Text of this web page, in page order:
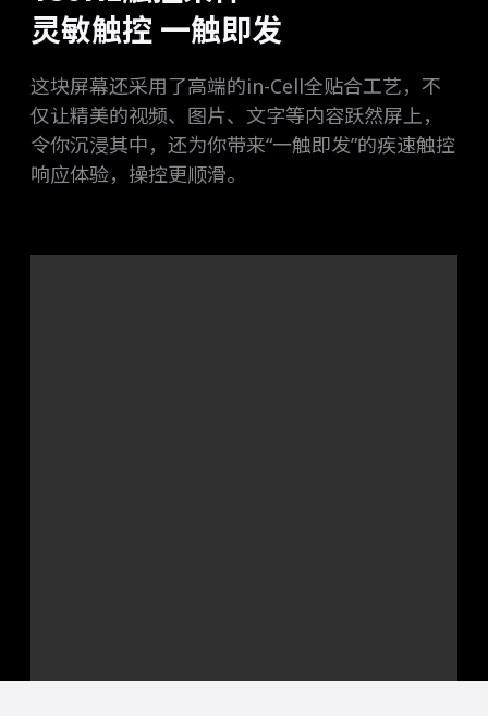
灵敏触控 一触即发
这块屏幕还采用了高端的in-Cell全贴合工艺，不
仅让精美的视频、图片、文字等内容跃然屏上，
令你沉浸其中，还为你带来“一触即发”的疾速触控
响应体验，操控更顺滑。